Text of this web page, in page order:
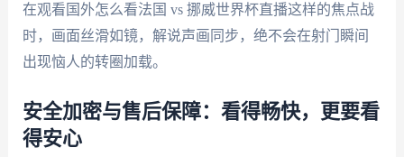
在观看国外怎么看法国 vs 挪威世界杯直播这样的焦点战
时，画面丝滑如镜，解说声画同步，绝不会在射门瞬间
出现恼人的转圈加载。
安全加密与售后保障：看得畅快，更要看
得安心